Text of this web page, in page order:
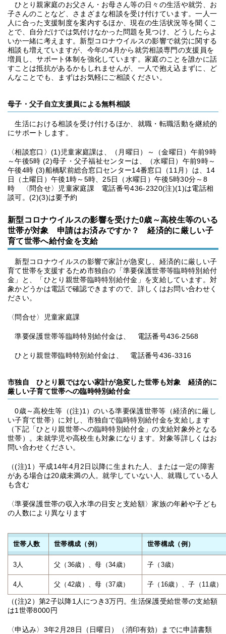
ひとり親家庭のお父さん・お母さん等の日々の生活や就労、お
子さんのことなど、さまざまな相談を受け付けています。一人一
人に合った支援制度を案内するほか、現在の生活状況等を聞くこ
とで、自分だけでは気付けなかった問題を見つけ、どうしたらよ
いか一緒に考えます。新型コロナウイルスの影響で就労に関する
相談も増えていますが、今年の4月から就労相談専門の支援員を
増員し、サポート体制を強化しています。家庭のことを誰かに話
すことは抵抗があるかもしれませんが、一人で抱え込まずに、ど
んなことでも、まずはお気軽にご相談ください。
母子・父子自立支援員による無料相談
生活における相談を受け付けるほか、就職・転職活動を継続的
にサポートします。
〈相談窓口〉(1)児童家庭課は、（月曜日）～（金曜日）午前9時
～午後5時 (2)母子・父子福祉センターは、（水曜日）午前9時～
午後4時 (3)船橋駅前総合窓口センター14番窓口（11月）は、14
日（土曜日）午後1時～5時、25日（水曜日）午後5時30分～8
時 〈問合せ〉児童家庭課 電話番号436-2320(注)(1)は電話相
談可。(2)(3)は要予約
新型コロナウイルスの影響を受けた0歳～高校生等のいる
世帯が対象 申請はお済みですか？ 経済的に厳しい子
育て世帯へ給付金を支給
新型コロナウイルスの影響で家計が急変し、経済的に厳しい子
育て世帯を支援するため市独自の「準要保護世帯等臨時特別給付
金」と、「ひとり親世帯臨時特別給付金」を支給しています。対
象かどうかは電話で確認できますので、詳しくはお問い合わせく
ださい。
〈問合せ〉児童家庭課
準要保護世帯等臨時特別給付金は、 電話番号436-2568
ひとり親世帯臨時特別給付金は、 電話番号436-3316
市独自 ひとり親ではない家計が急変した世帯も対象 経済的に
厳しい子育て世帯への臨時特別給付金
0歳～高校生等（(注)1）のいる準要保護世帯等（経済的に厳し
い子育て世帯）に対し、市独自で臨時特別給付金を支給します
（下記「ひとり親世帯への臨時特別給付金」の支給対象外となる
世帯）。未就学児や高校生も対象になります。対象等詳しくはお
問い合わせください。
（(注)1）平成14年4月2日以降に生まれた人、または一定の障害
がある場合は20歳未満の人。就学していない人、就職している人
も含む
〈準要保護世帯の収入水準の目安と支給額〉家族の年齢や子ども
の人数により異なります
世帯人数 世帯構成（例） 世帯構成（例）
3人 父（36歳）、母（34歳） 子（3歳）
4人 父（42歳）、母（37歳） 子（16歳）、子（11歳）
（(注)2）第2子以降1人につき3万円。生活保護受給世帯の支給額
は1世帯8000円
〈申込み〉3年2月28日（日曜日）（消印有効）までに申請書類